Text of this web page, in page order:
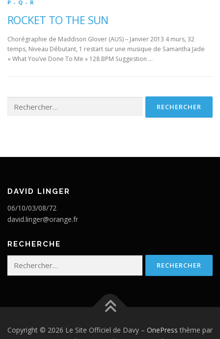
P - Q - R
ROCKET TO THE SUN
Chorégraphie de Maddison Glover (AUS) – Janvier 2013 4 murs, 32
temps, Niveau Débutant, 1 restart sur une musique de Samantha Jade
« What You’ve Done To Me » 128 BPM Suggestion …
DAVID LINGER
06/10/03/08/72
david.linger@orange.fr
RECHERCHE
Rechercher :
Copyright © 2026 Le Site Officiel de Davy – OnePress thème par